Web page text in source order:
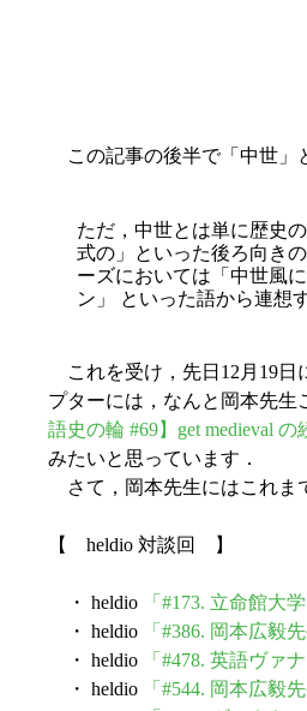
この記事の後半で「中世」
ただ，中世とは単に歴史
式の」といった後ろ向き
ーズにおいては「中世風
ン」 といった語から連想
これを受け，先日12月19日
プターには，なんと岡本先生
語史の輪 #69】get medieval の
みたいと思っています．
さて，岡本先生にはこれま
【 heldio 対談回 】
・ heldio 「#173. 立命館大
・ heldio
「#386. 岡本広毅
・ heldio
「#478. 英語ヴァ
・ heldio
「#544. 岡本広毅